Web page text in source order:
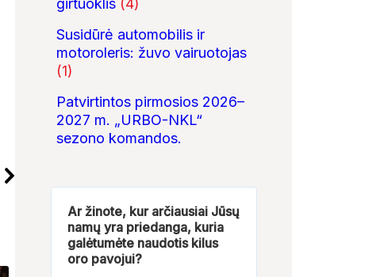
01:35
„ELEKTROS DIETA“:
MASINĖ 1910-ŲJŲ
BAIMĖS PSICHOZĖ
Jurbarke vaikinas
muša merginą
girtuoklis (4)
Susidūrė automobilis ir
motoroleris: žuvo vairuotojas
(1)
Patvirtintos pirmosios 2026–
2027 m. „URBO-NKL“
sezono komandos.
Ar žinote, kur arčiausiai Jūsų
namų yra priedanga, kuria
galėtumėte naudotis kilus
oro pavojui?